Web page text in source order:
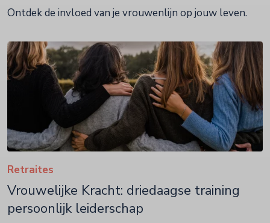
Ontdek de invloed van je vrouwenlijn op jouw leven.
Retraites
Vrouwelijke Kracht: driedaagse training
persoonlijk leiderschap